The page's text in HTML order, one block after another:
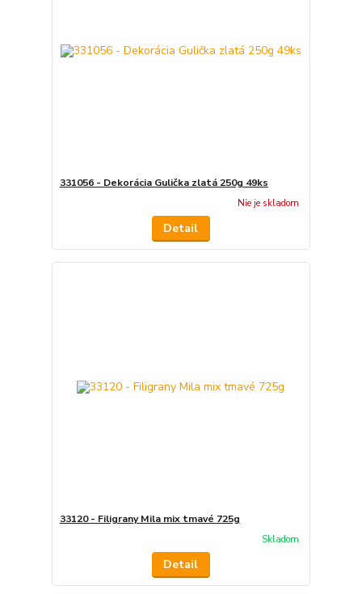
331056 - Dekorácia Gulička zlatá 250g 49ks
Nie je skladom
Detail
33120 - Filigrany Mila mix tmavé 725g
Skladom
Detail